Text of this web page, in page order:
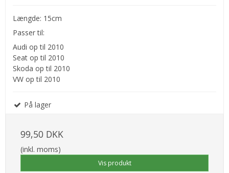
Længde: 15cm
Passer til:
Audi op til 2010
Seat op til 2010
Skoda op til 2010
VW op til 2010
På lager
99,50 DKK
(inkl. moms)
Vis produkt